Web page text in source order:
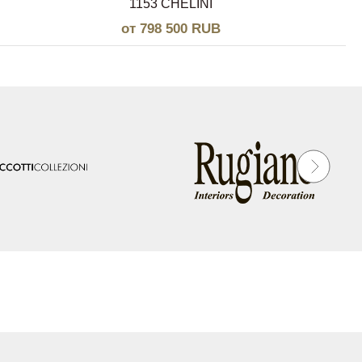
1153 CHELINI
от 798 500 RUB